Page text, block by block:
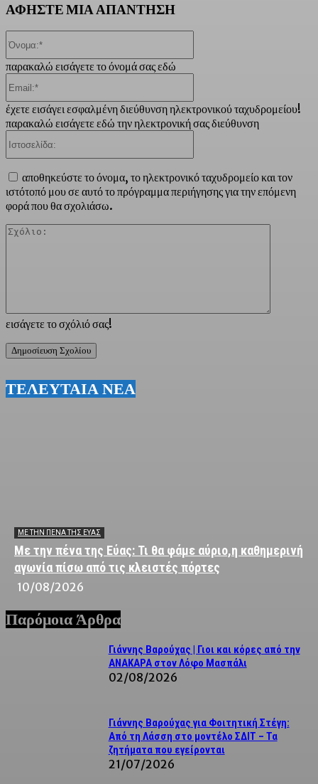
ΑΦΗΣΤΕ ΜΙΑ ΑΠΑΝΤΗΣΗ
εισάγετε το σχόλιό σας!
παρακαλώ εισάγετε το όνομά σας εδώ
έχετε εισάγει εσφαλμένη διεύθυνση ηλεκτρονικού ταχυδρομείου!
παρακαλώ εισάγετε εδώ την ηλεκτρονική σας διεύθυνση
αποθηκεύστε το όνομα, το ηλεκτρονικό ταχυδρομείο και τον
ιστότοπό μου σε αυτό το πρόγραμμα περιήγησης για την επόμενη
φορά που θα σχολιάσω.
ΤΕΛΕΥΤΑΙΑ ΝΕΑ
ΜΕ ΤΗΝ ΠΈΝΑ ΤΗΣ ΕΎΑΣ
Με την πένα της Εύας: Τι θα φάμε αύριο,η καθημερινή
αγωνία πίσω από τις κλειστές πόρτες
10/08/2026
Παρόμοια Άρθρα
Γιάννης Βαρούχας | Γιοι και κόρες από την
ΑΝΑΚΑΡΑ στον Λόφο Μασπάλι
02/08/2026
Γιάννης Βαρούχας για Φοιτητική Στέγη:
Από τη Λάσση στο μοντέλο ΣΔΙΤ – Τα
ζητήματα που εγείρονται
21/07/2026